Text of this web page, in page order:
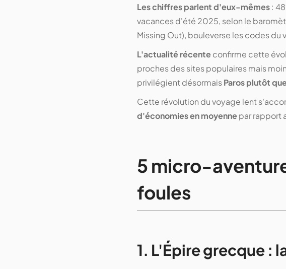
Les chiffres parlent d'eux-mêmes:
vacances d'été 2025, selon le
Missing Out), bouleverse les codes du
L'actualité récenteconfirme cette
proches des sites populaires mais
privilégient désormaisParos plutôt
Cette révolution du voyage lent
d'économies en moyennepar rapport
5 micro-
foules
1. L'Épire grecque :